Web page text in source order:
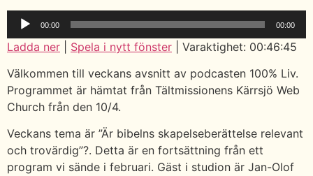
Ljudspelare
00:00 00:00
Ladda ner Spela i nytt fönster
Varaktighet: 00:46:45
Välkommen till veckans avsnitt av podcasten 100% Liv.
Programmet är hämtat från Tältmissionens Kärrsjö Web
Church från den 10/4.
Veckans tema är ”Är bibelns skapelseberättelse relevant
och trovärdig”?. Detta är en fortsättning från ett
program vi sände i februari. Gäst i studion är Jan-Olof